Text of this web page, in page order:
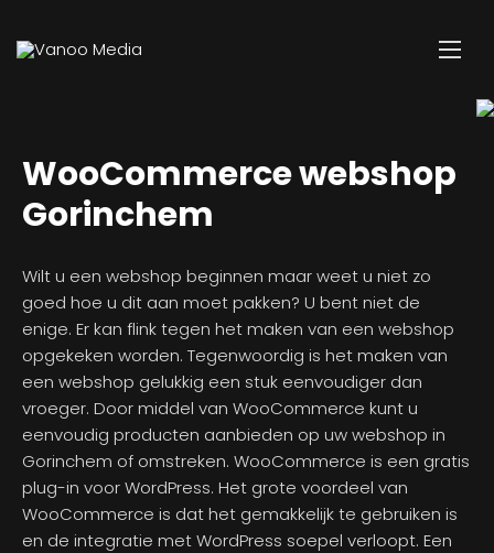
WooCommerce webshop
Gorinchem
Wilt u een webshop beginnen maar weet u niet zo
goed hoe u dit aan moet pakken? U bent niet de
enige. Er kan flink tegen het maken van een webshop
opgekeken worden. Tegenwoordig is het maken van
een webshop gelukkig een stuk eenvoudiger dan
vroeger. Door middel van WooCommerce kunt u
eenvoudig producten aanbieden op uw webshop in
Gorinchem of omstreken. WooCommerce is een gratis
plug-in voor WordPress. Het grote voordeel van
WooCommerce is dat het gemakkelijk te gebruiken is
en de integratie met WordPress soepel verloopt. Een